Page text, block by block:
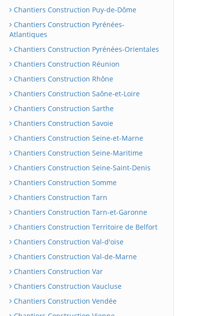
Chantiers Construction Puy-de-Dôme
Chantiers Construction Pyrénées-
Atlantiques
Chantiers Construction Pyrénées-Orientales
Chantiers Construction Réunion
Chantiers Construction Rhône
Chantiers Construction Saône-et-Loire
Chantiers Construction Sarthe
Chantiers Construction Savoie
Chantiers Construction Seine-et-Marne
Chantiers Construction Seine-Maritime
Chantiers Construction Seine-Saint-Denis
Chantiers Construction Somme
Chantiers Construction Tarn
Chantiers Construction Tarn-et-Garonne
Chantiers Construction Territoire de Belfort
Chantiers Construction Val-d'oise
Chantiers Construction Val-de-Marne
Chantiers Construction Var
Chantiers Construction Vaucluse
Chantiers Construction Vendée